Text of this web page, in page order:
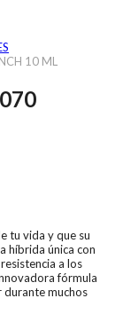
10 ML
tu vida y que su
híbrida única con
a los
fórmula
durante muchos